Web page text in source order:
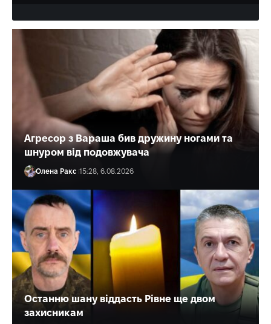
Агресор з Вараша бив дружину ногами та
шнуром від подовжувача
Олена Ракс 15:28, 6.08.2026
Останню шану віддасть Рівне ще двом
захисникам